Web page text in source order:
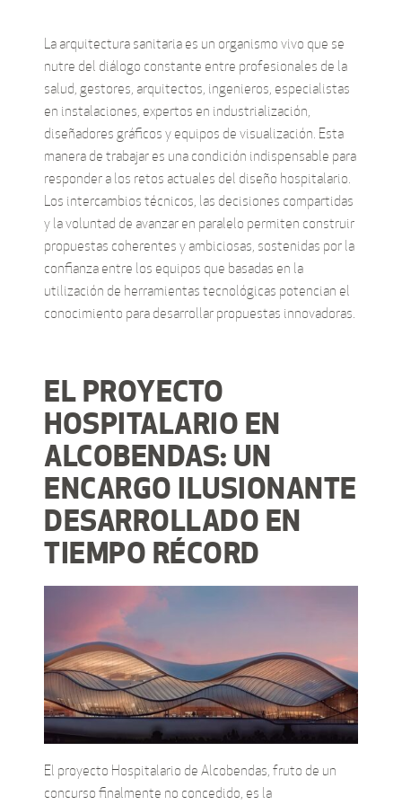
La arquitectura sanitaria es un organismo vivo que se
nutre del diálogo constante entre profesionales de la
salud, gestores, arquitectos, ingenieros, especialistas
en instalaciones, expertos en industrialización,
diseñadores gráficos y equipos de visualización. Esta
manera de trabajar es una condición indispensable para
responder a los retos actuales del diseño hospitalario.
Los intercambios técnicos, las decisiones compartidas
y la voluntad de avanzar en paralelo permiten construir
propuestas coherentes y ambiciosas, sostenidas por la
confianza entre los equipos que basadas en la
utilización de herramientas tecnológicas potencian el
conocimiento para desarrollar propuestas innovadoras.
EL PROYECTO
HOSPITALARIO EN
ALCOBENDAS: UN
ENCARGO ILUSIONANTE
DESARROLLADO EN
TIEMPO RÉCORD
El proyecto Hospitalario de Alcobendas, fruto de un
concurso finalmente no concedido, es la